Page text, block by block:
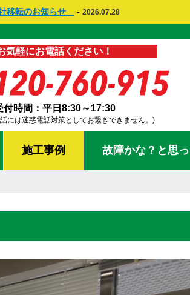
移転のお知らせ - 2026.07.28
気軽にお電話ください！
付時間：平日8:30～17:30
には迷惑電話対策としてお繋ぎできません。)
施工事例 故障かな？と思